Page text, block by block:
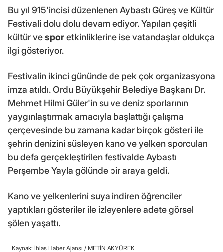
Bu yıl 915'incisi düzenlenen Aybastı Güreş ve Kültür
Festivali dolu dolu devam ediyor. Yapılan çeşitli
kültür vesporetkinliklerine ise vatandaşlar oldukça
ilgi gösteriyor.
Festivalin ikinci gününde de pek çok organizasyona
imza atıldı. Ordu Büyükşehir Belediye Başkanı Dr.
Mehmet Hilmi Güler'in su ve deniz sporlarının
yaygınlaştırmak amacıyla başlattığı çalışma
çerçevesinde bu zamana kadar birçok gösteri ile
şehrin denizini süsleyen kano ve yelken sporcuları
bu defa gerçekleştirilen festivalde Aybastı
Perşembe Yayla gölünde bir araya geldi.
Kano ve yelkenlerini suya indiren öğrenciler
yaptıkları gösteriler ile izleyenlere adete görsel
şölen yaşattı.
Kaynak: İhlas Haber Ajansı / METİN AKYÜREK